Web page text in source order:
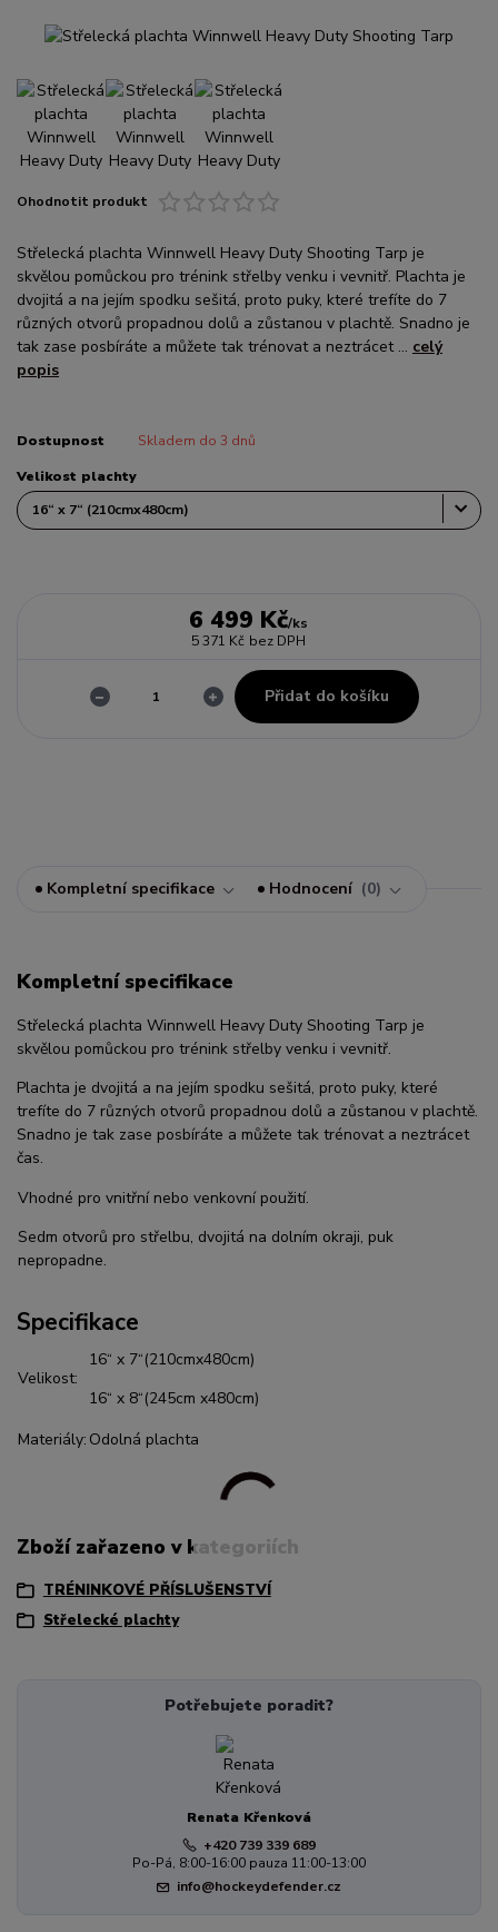
Ohodnotit produkt
Střelecká plachta Winnwell Heavy Duty Shooting Tarp je
skvělou pomůckou pro trénink střelby venku i vevnitř. Plachta je
dvojitá a na jejím spodku sešitá, proto puky, které trefíte do 7
různých otvorů propadnou dolů a zůstanou v plachtě. Snadno je
tak zase posbíráte a můžete tak trénovat a neztrácet ... celý
popis
Dostupnost Skladem do 3 dnů
Velikost plachty
6 499 Kč/ks
5 371 Kč bez DPH
Přidat do košíku
Kompletní specifikace Hodnocení 0
Kompletní specifikace
Střelecká plachta Winnwell Heavy Duty Shooting Tarp je
skvělou pomůckou pro trénink střelby venku i vevnitř.
Plachta je dvojitá a na jejím spodku sešitá, proto puky, které
trefíte do 7 různých otvorů propadnou dolů a zůstanou v plachtě.
Snadno je tak zase posbíráte a můžete tak trénovat a neztrácet
čas.
Vhodné pro vnitřní nebo venkovní použití.
Sedm otvorů pro střelbu, dvojitá na dolním okraji, puk
nepropadne.
Specifikace
Velikost:
16“ x 7“(210cmx480cm)
16“ x 8“(245cm x480cm)
Materiály: Odolná plachta
Zboží zařazeno v kategoriích
TRÉNINKOVÉ PŘÍSLUŠENSTVÍ
Střelecké plachty
Potřebujete poradit?
Renata Křenková
+420 739 339 689
Po-Pá, 8:00-16:00 pauza 11:00-13:00
info@hockeydefender.cz